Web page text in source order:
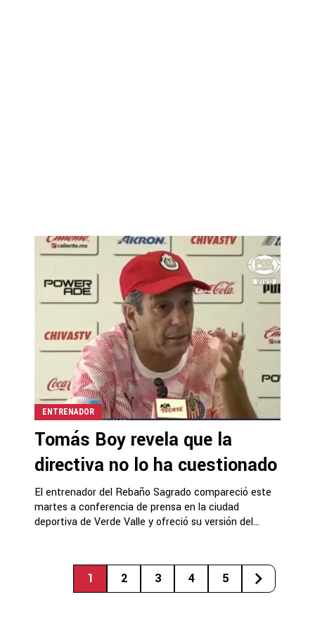
ENTRENADOR
Tomás Boy revela que la
directiva no lo ha cuestionado
El entrenador del Rebaño Sagrado compareció este
martes a conferencia de prensa en la ciudad
deportiva de Verde Valle y ofreció su versión del...
1 2 3 4 5